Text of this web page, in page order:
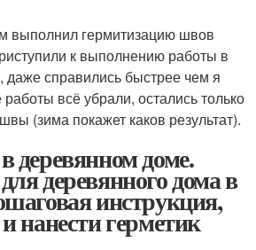
выполнил гермитизацию швов
к выполнению работы в
даже справились быстрее чем я
всё убрали, остались только
(зима покажет каков результат).
доме.
деревянного дома в
инструкция,
нанести герметик